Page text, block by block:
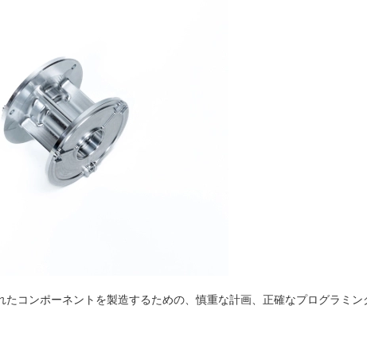
コンポーネントを製造するための、慎重な計画、正確なプログラミン